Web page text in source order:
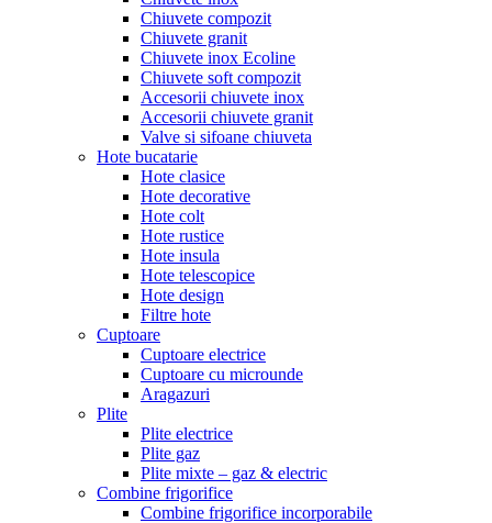
Chiuvete compozit
Chiuvete granit
Chiuvete inox Ecoline
Chiuvete soft compozit
Accesorii chiuvete inox
Accesorii chiuvete granit
Valve si sifoane chiuveta
Hote bucatarie
Hote clasice
Hote decorative
Hote colt
Hote rustice
Hote insula
Hote telescopice
Hote design
Filtre hote
Cuptoare
Cuptoare electrice
Cuptoare cu microunde
Aragazuri
Plite
Plite electrice
Plite gaz
Plite mixte – gaz & electric
Combine frigorifice
Combine frigorifice incorporabile